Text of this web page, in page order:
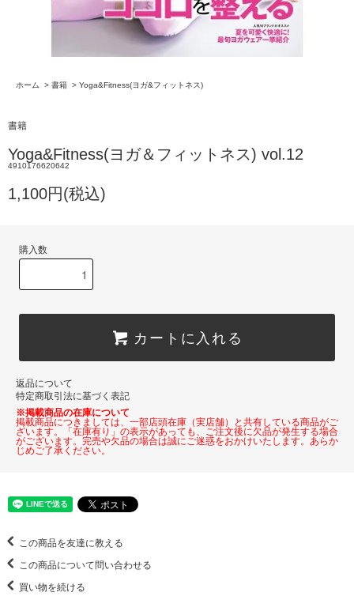
ホーム > 書籍 > Yoga&Fitness(ヨガ&フィットネス)
書籍
Yoga&Fitness(ヨガ＆フィットネス) vol.12
4910176620642
1,100円(税込)
購入数
カートに入れる
返品について
特定商取引法に基づく表記
※掲載商品の在庫について
掲載商品につきましては、一部店頭在庫（実店舗）と共有している商品がご
ざいます。「在庫有り」の表示があっても、ご注文後に欠品が発生する場合
がございます。完売や欠品の場合は誠にご迷惑をおかけいたします。あらか
じめご了承ください。
この商品を友達に教える
この商品について問い合わせる
買い物を続ける